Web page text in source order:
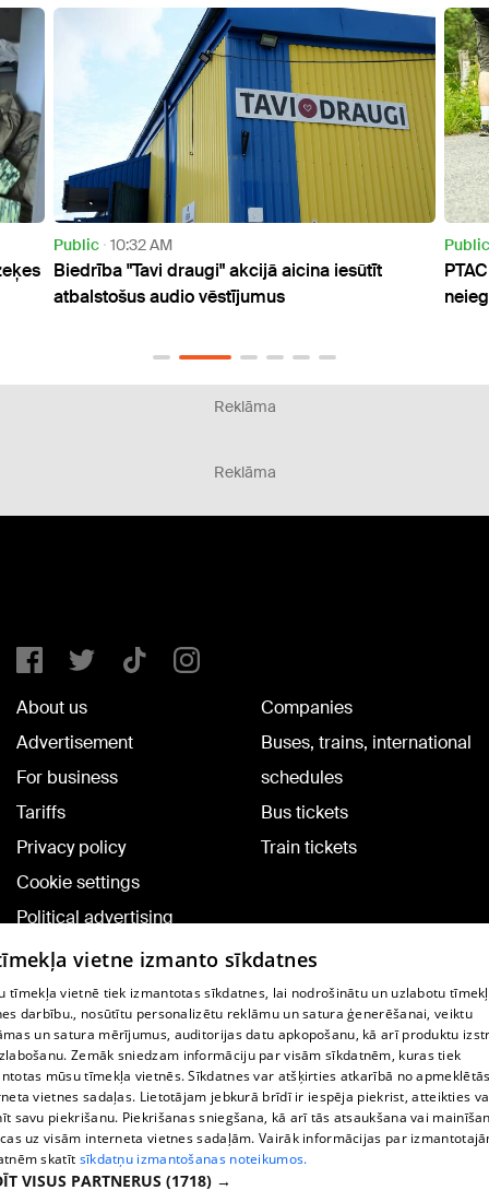
10:32 AM
"Tavi draugi" akcijā aicina iesūtīt
audio vēstījumus
8:57
PTAC aicina
Reklāma
Reklāma
About us
Advertisement
For business
Tariffs
Privacy policy
Cookie settings
Political advertising
Cookie policy
Commenting terms
Companies
Buses, trains, international
schedules
Bus tickets
Train tickets
TV program
Contract rules
360 Ziņu kontakti
Helio Media
Vortal assistance service: e-mail -
vietne izmanto sīkdatnes
tīmekļa vietnē tiek izmantotas sīkdatnes, lai nodrošinātu un uzlabotu
darbību., nosūtītu personalizētu reklāmu un satura ģenerēšanai, veiktu
un satura mērījumus, auditorijas datu apkopošanu, kā arī produktu
Zemāk sniedzam informāciju par visām sīkdatnēm, kuras tiek
mūsu tīmekļa vietnēs. Sīkdatnes var atšķirties atkarībā no
vietnes sadaļas. Lietotājam jebkurā brīdī ir iespēja piekrist, atteikties
savu piekrišanu. Piekrišanas sniegšana, kā arī tās atsaukšana vai
uz visām interneta vietnes sadaļām. Vairāk informācijas par
skatīt sīkdatņu izmantošanas noteikumos.
VISUS PARTNERUS (1718) →